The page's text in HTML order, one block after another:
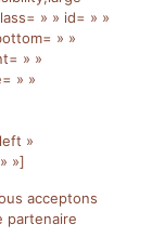
» » id= » »
» »
» »
» »
»
»]
acceptons
partenaire